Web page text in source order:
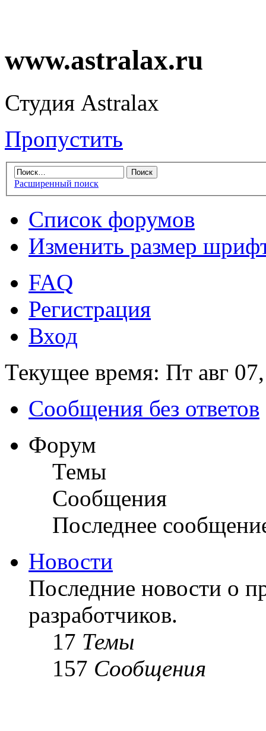
www.astralax.ru
Студия Astralax
Пропустить
Расширенный поиск
Список форумов
Изменить размер
FAQ
Регистрация
Вход
Текущее время: Пт авг
Сообщения без ответов
Форум
Темы
Сообщения
Последнее
Новости
Последние новости о
разработчиков.
17 Темы
157 Сообщения